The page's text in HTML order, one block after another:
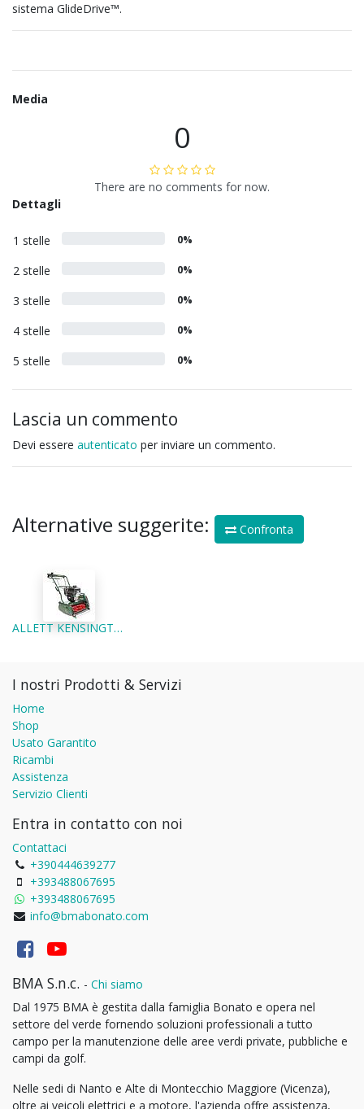
sistema GlideDrive™.
Media
0
There are no comments for now.
Dettagli
1 stelle 0%
2 stelle 0%
3 stelle 0%
4 stelle 0%
5 stelle 0%
Lascia un commento
Devi essere autenticato per inviare un commento.
Alternative suggerite: Confronta
ALLETT KENSINGTON 20B - TOSAERBA ELICOIDALE PROFESSIONALE A CARTUCCE
I nostri Prodotti & Servizi
Home
Shop
Usato Garantito
Ricambi
Assistenza
Servizio Clienti
Entra in contatto con noi
Contattaci
+390444639277
+393488067695
+393488067695
info@bmabonato.com
BMA S.n.c. - Chi siamo
Dal 1975 BMA è gestita dalla famiglia Bonato e opera nel
settore del verde fornendo soluzioni professionali a tutto
campo per la manutenzione delle aree verdi private, pubbliche e
campi da golf.
Nelle sedi di Nanto e Alte di Montecchio Maggiore (Vicenza),
oltre ai veicoli elettrici e a motore, l'azienda offre assistenza,